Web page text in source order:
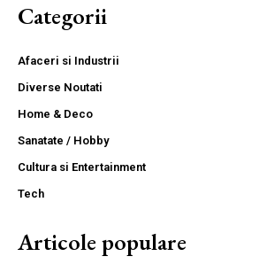
Categorii
Afaceri si Industrii
Diverse Noutati
Home & Deco
Sanatate / Hobby
Cultura si Entertainment
Tech
Articole populare